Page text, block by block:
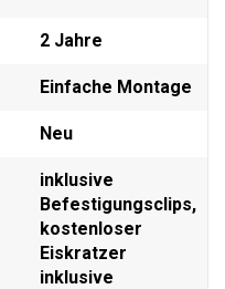
2 Jahre
Einfache Montage
Neu
inklusive
Befestigungsclips,
kostenloser
Eiskratzer
inklusive